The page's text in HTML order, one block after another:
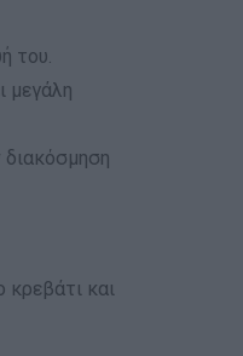
του.
μεγάλη
διακόσμηση
κρεβάτι και